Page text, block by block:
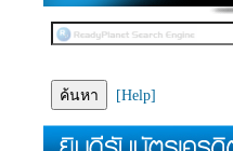
[Help]